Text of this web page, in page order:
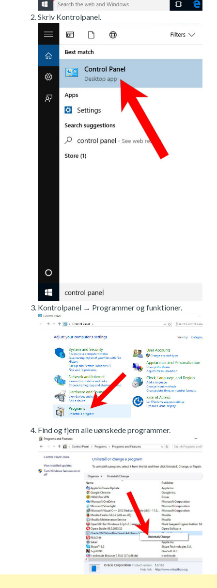
Skriv Kontrolpanel.
Kontrolpanel → Programmer og funktioner.
Find og fjern alle uønskede programmer.